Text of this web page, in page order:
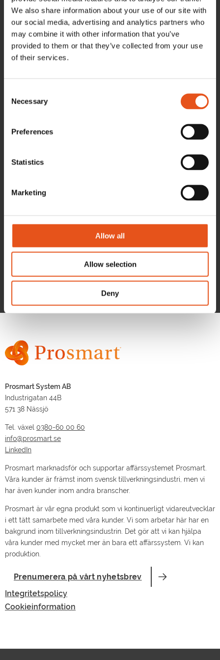
We also share information about your use of our site with
our social media, advertising and analytics partners who
may combine it with other information that you’ve
provided to them or that they’ve collected from your use
of their services.
Selection
Necessary
Preferences
Statistics
Marketing
Allow all
Allow selection
Deny
Vi ställer ut tillsammans
med vår partner Fortnox.
Vårt partnerskap gör att vi
tillsammans kan leverera
en komplett och
integrerad lösning för små
vardagen Genom
Prosmart och Fortnox får
Läs mer
För oss är det en självklar
mötesplats där vi träffar
befintliga kunder och dig
som undrar mer om
Prosmart och huruvida det
Välkommen till vår monter
B03:48 för att lära dig mer
Systemnyheter
Inget aktuellt just nu.
Prosmart System AB
Industrigatan 44B
571 38 Nässjö
Tel. växel 0380-60 00 60
info@prosmart.se
LinkedIn
Prosmart marknadsför och supportar affärssystemet Prosmart.
Våra kunder är främst inom svensk tillverkningsindustri, men vi
har även kunder inom andra branscher.
Prosmart är vår egna produkt som vi kontinuerligt vidareutvecklar
i ett tätt samarbete med våra kunder. Vi som arbetar här har en
bakgrund inom tillverkningsindustrin. Det gör att vi kan hjälpa
våra kunder med mycket mer än bara ett affärssystem. Vi kan
produktion.
Prenumerera på vårt nyhetsbrev
Integritetspolicy
Cookieinformation